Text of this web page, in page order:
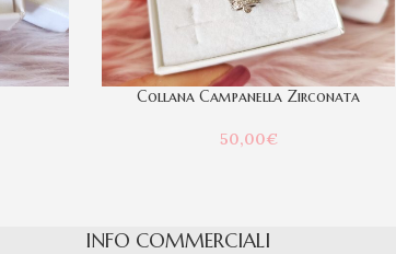
Collana Campanella Zirconata
50,00€
INFO COMMERCIALI